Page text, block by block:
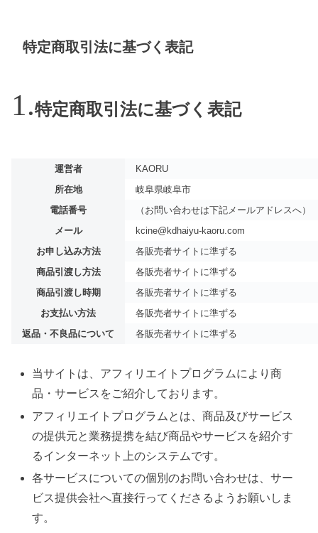
特定商取引法に基づく表記
特定商取引法に基づく表記
運営者
KAORU
所在地
岐阜県岐阜市
電話番号
（お問い合わせは下記メールアドレスへ）
メール
kcine@kdhaiyu-kaoru.com
お申し込み方法
各販売者サイトに準ずる
商品引渡し方法
各販売者サイトに準ずる
商品引渡し時期
各販売者サイトに準ずる
お支払い方法
各販売者サイトに準ずる
返品・不良品について
各販売者サイトに準ずる
当サイトは、アフィリエイトプログラムにより商
品・サービスをご紹介しております。
アフィリエイトプログラムとは、商品及びサービス
の提供元と業務提携を結び商品やサービスを紹介す
るインターネット上のシステムです。
各サービスについての個別のお問い合わせは、サー
ビス提供会社へ直接行ってくださるようお願いしま
す。